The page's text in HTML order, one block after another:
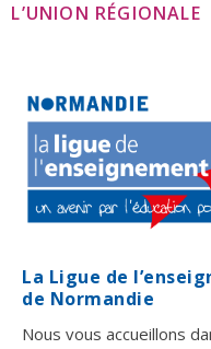
L’UNION RÉGIONALE
La Ligue de
de Normandie
Nous vous accueillons